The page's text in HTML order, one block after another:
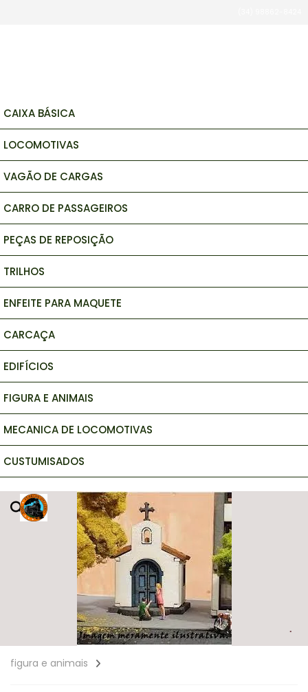
CAIXA BÁSICA
LOCOMOTIVAS
VAGÃO DE CARGAS
CARRO DE PASSAGEIROS
PEÇAS DE REPOSIÇÃO
TRILHOS
ENFEITE PARA MAQUETE
CARCAÇA
EDIFÍCIOS
FIGURA E ANIMAIS
MECANICA DE LOCOMOTIVAS
CUSTUMISADOS
figura e animais